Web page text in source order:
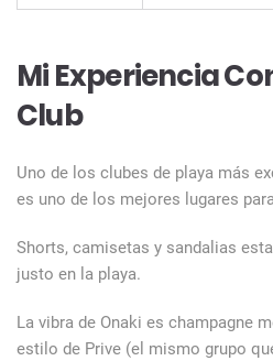
Mi Experiencia
Club
Uno de los clubes de playa más
es uno de los mejores lugares
Shorts, camisetas y sandalias
justo en la playa.
La vibra de Onaki es champagne
estilo de Prive (el mismo grupo